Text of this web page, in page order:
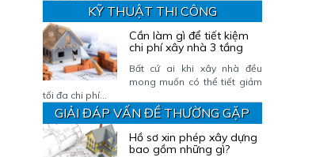
KỸ THUẬT THI CÔNG
Cần làm gì để tiết kiệm
chi phí xây nhà 3 tầng
Bất cứ ai khi xây nhà đều
mong muốn có thể tiết giảm
tối đa chi phí...
GIẢI ĐÁP VẤN ĐỀ THƯỜNG GẶP
Hồ sơ xin phép xây dựng
bao gồm những gì?